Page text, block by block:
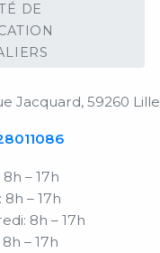
DE
Jacquard, 59260 Lille
8h – 17h
8h – 17h
8h – 17h
– 17h